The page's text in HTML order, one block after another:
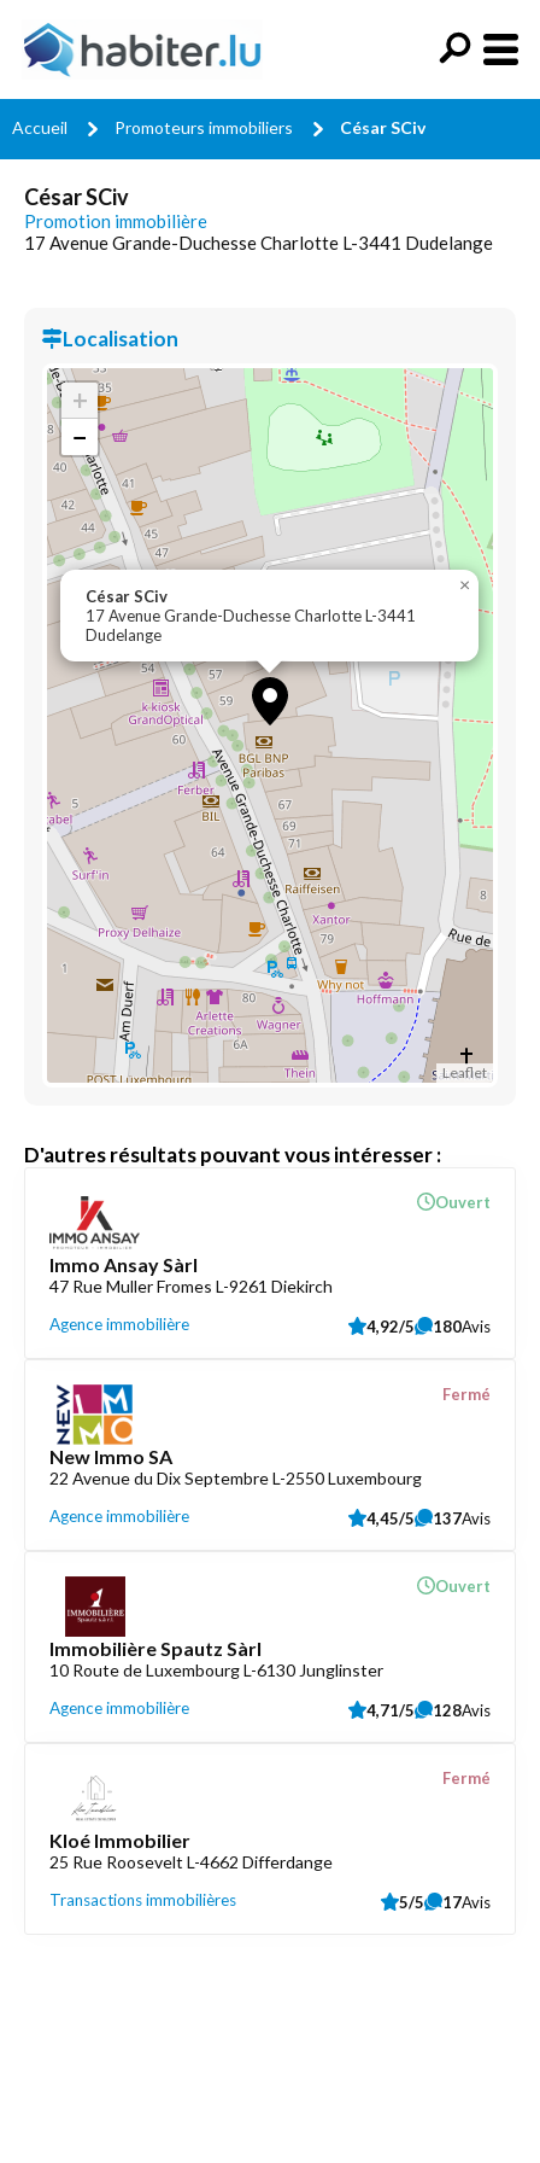
Accueil Promoteurs immobiliers César SCiv
César SCiv
Promotion immobilière
17 Avenue Grande-Duchesse Charlotte L-3441 Dudelange
Localisation
César SCiv
17 Avenue Grande-Duchesse Charlotte L-3441
Dudelange
×
+
−
Leaflet
D'autres résultats pouvant vous intéresser :
Immo Ansay Sàrl
47 Rue Muller Fromes L-9261 Diekirch
Agence immobilière
Ouvert
4,92/5 180Avis
New Immo SA
22 Avenue du Dix Septembre L-2550 Luxembourg
Agence immobilière
Fermé
4,45/5 137Avis
Immobilière Spautz Sàrl
10 Route de Luxembourg L-6130 Junglinster
Agence immobilière
Ouvert
4,71/5 128Avis
Kloé Immobilier
25 Rue Roosevelt L-4662 Differdange
Transactions immobilières
Fermé
5/5 17Avis